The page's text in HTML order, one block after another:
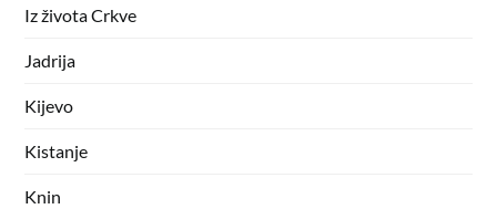
Iz života Crkve
Jadrija
Kijevo
Kistanje
Knin